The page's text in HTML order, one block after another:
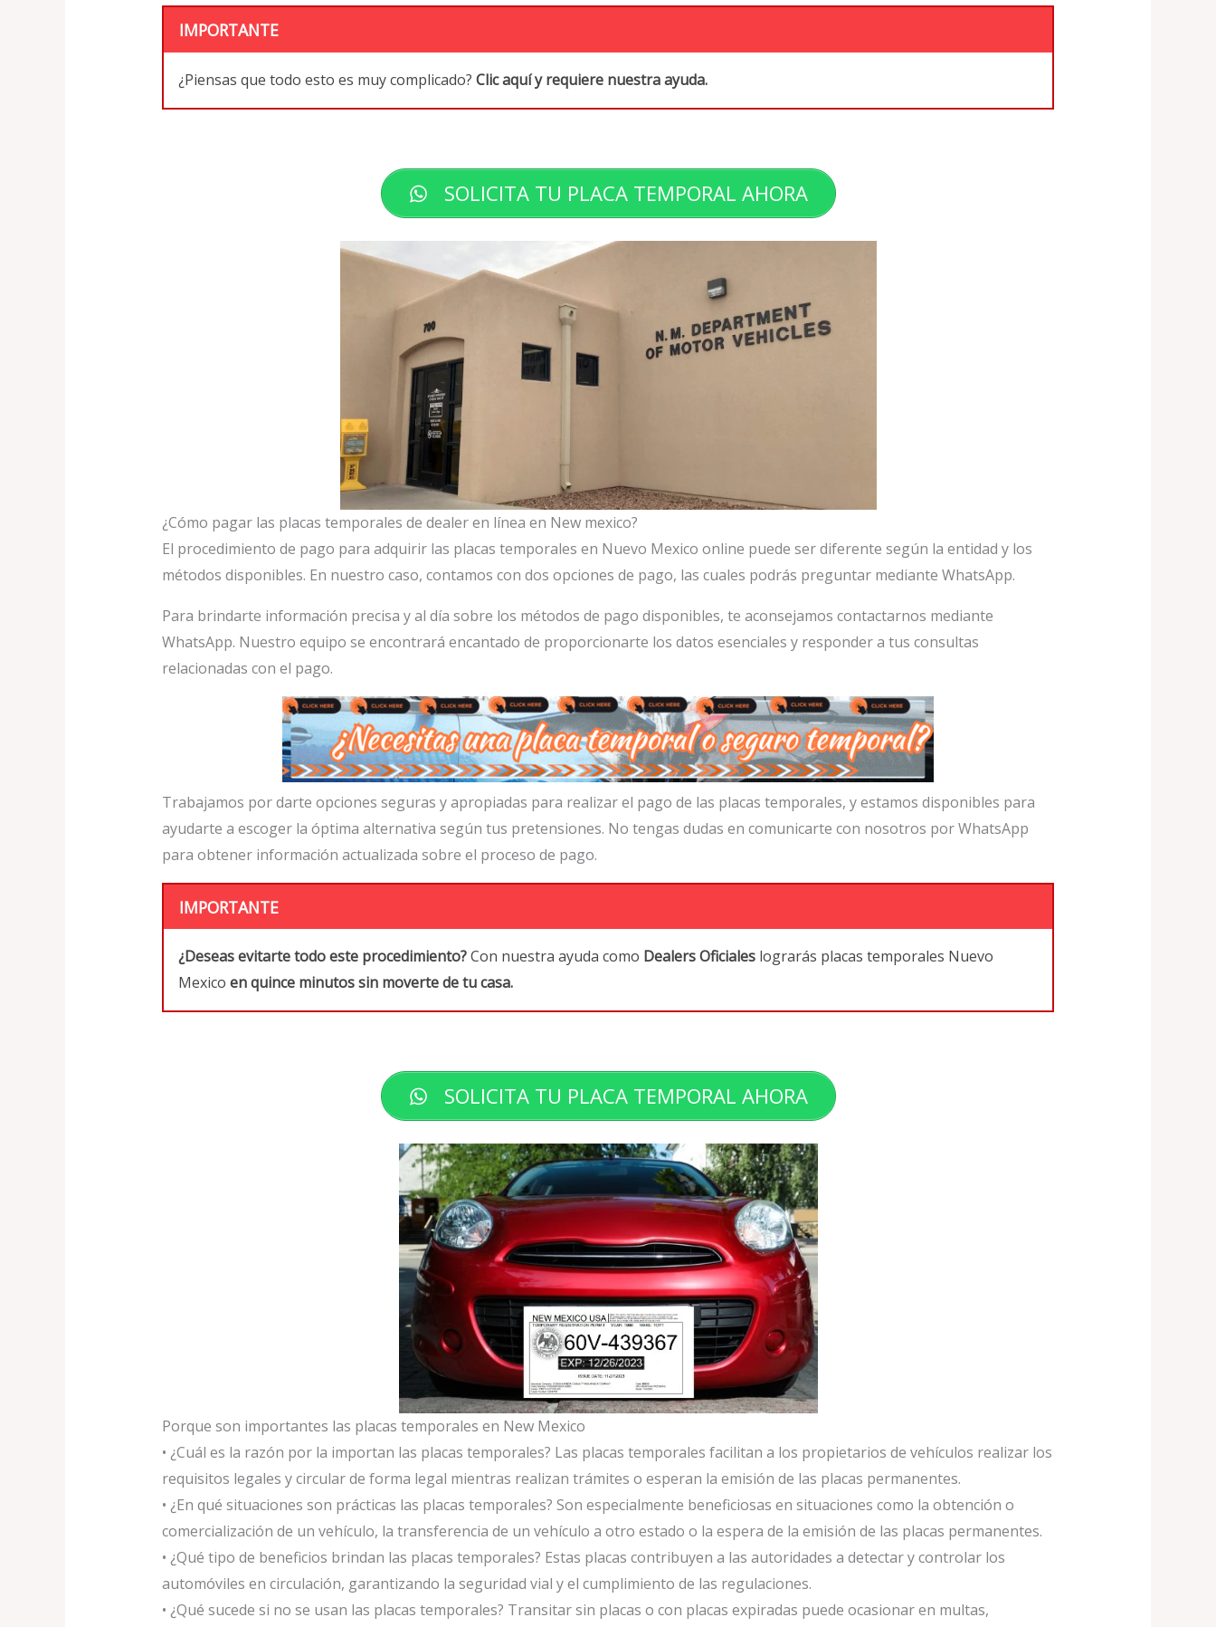
IMPORTANTE
¿Piensas que todo esto es muy complicado? Clic aquí y requiere nuestra ayuda.
SOLICITA TU PLACA TEMPORAL AHORA
¿Cómo pagar las placas temporales de dealer en línea en New mexico?
El procedimiento de pago para adquirir las placas temporales en Nuevo Mexico online puede ser diferente según la entidad y los
métodos disponibles. En nuestro caso, contamos con dos opciones de pago, las cuales podrás preguntar mediante WhatsApp.
Para brindarte información precisa y al día sobre los métodos de pago disponibles, te aconsejamos contactarnos mediante
WhatsApp. Nuestro equipo se encontrará encantado de proporcionarte los datos esenciales y responder a tus consultas
relacionadas con el pago.
Trabajamos por darte opciones seguras y apropiadas para realizar el pago de las placas temporales, y estamos disponibles para
ayudarte a escoger la óptima alternativa según tus pretensiones. No tengas dudas en comunicarte con nosotros por WhatsApp
para obtener información actualizada sobre el proceso de pago.
IMPORTANTE
¿Deseas evitarte todo este procedimiento?Con nuestra ayuda como Dealers Oficialeslograrás placas temporales Nuevo
Mexico en quince minutos sin moverte de tu casa.
SOLICITA TU PLACA TEMPORAL AHORA
Porque son importantes las placas temporales en New Mexico
• ¿Cuál es la razón por la importan las placas temporales? Las placas temporales facilitan a los propietarios de vehículos realizar los
requisitos legales y circular de forma legal mientras realizan trámites o esperan la emisión de las placas permanentes.
• ¿En qué situaciones son prácticas las placas temporales? Son especialmente beneficiosas en situaciones como la obtención o
comercialización de un vehículo, la transferencia de un vehículo a otro estado o la espera de la emisión de las placas permanentes.
• ¿Qué tipo de beneficios brindan las placas temporales? Estas placas contribuyen a las autoridades a detectar y controlar los
automóviles en circulación, garantizando la seguridad vial y el cumplimiento de las regulaciones.
• ¿Qué sucede si no se usan las placas temporales? Transitar sin placas o con placas expiradas puede ocasionar en multas,